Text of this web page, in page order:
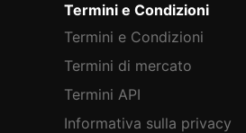
Termini e Condizioni
Termini e Condizioni
Termini di mercato
Termini API
Informativa sulla privacy